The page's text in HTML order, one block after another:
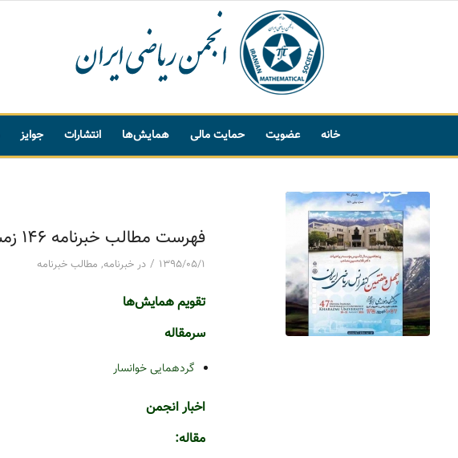
خانه عضویت حمایت مالی همایش‌ها انتشارات جوایز
فهرست مطالب خبرنامه 146 زمستان 1394
۱۳۹۵/۰۵/۱ / در خبرنامه, مطالب خبرنامه
تقویم همایش‌ها
سرمقاله
گردهمایی خوانسار
اخبار انجمن
مقاله: